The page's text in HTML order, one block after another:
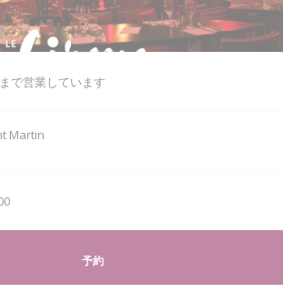
で営業しています
Martin
予約